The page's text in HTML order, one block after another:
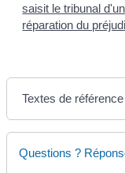
saisit le tribunal
réparation du
Textes de référence
Questions ?